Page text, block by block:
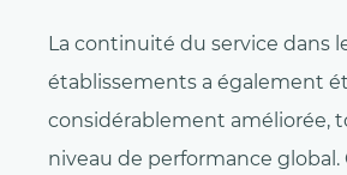
La continuité du service dans
établissements a également
considérablement améliorée,
niveau de performance global.